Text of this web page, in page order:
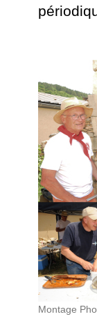
Montage